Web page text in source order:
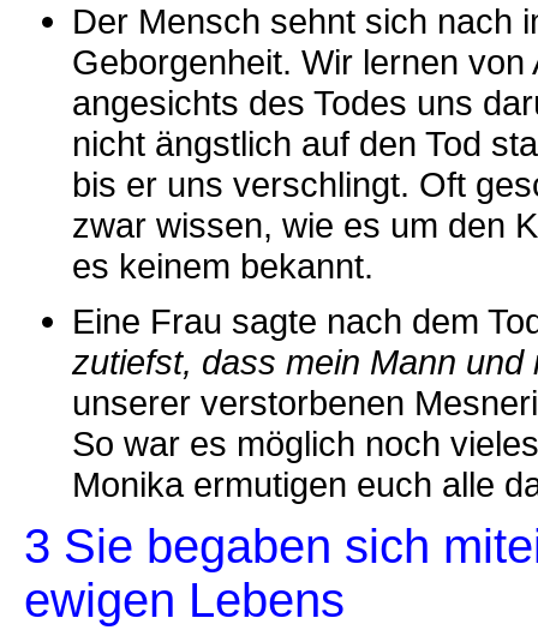
Der Mensch sehnt sich nach
Geborgenheit. Wir lernen
angesichts des Todes uns
nicht ängstlich auf den Tod
bis er uns verschlingt. Oft
zwar wissen, wie es um den
es keinem bekannt.
Eine Frau sagte nach dem
zutiefst, dass mein Mann
unserer verstorbenen
So war es möglich noch
Monika ermutigen euch alle
3 Sie begaben sich
ewigen Lebens